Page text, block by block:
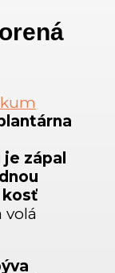
zápal
kosť
volá